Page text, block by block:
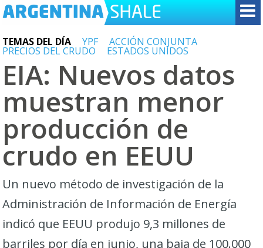
TEMAS DEL DÍA YPF ACCIÓN CONJUNTA
PRECIOS DEL CRUDO ESTADOS UNIDOS
EIA: Nuevos datos
muestran menor
producción de
crudo en EEUU
Un nuevo método de investigación de la
Administración de Información de Energía
indicó que EEUU produjo 9,3 millones de
barriles por día en junio, una baja de 100.000